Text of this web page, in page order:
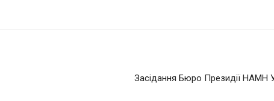
Засідання Бюро Президії НАМН